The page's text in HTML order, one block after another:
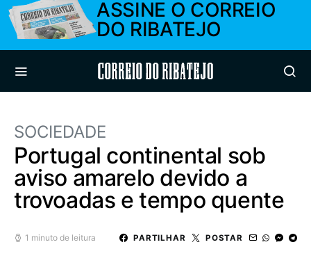
ASSINE O CORREIO
DO RIBATEJO
Correio do Ribatejo
SOCIEDADE
Portugal continental sob
aviso amarelo devido a
trovoadas e tempo quente
1 minuto de leitura PARTILHAR POSTAR